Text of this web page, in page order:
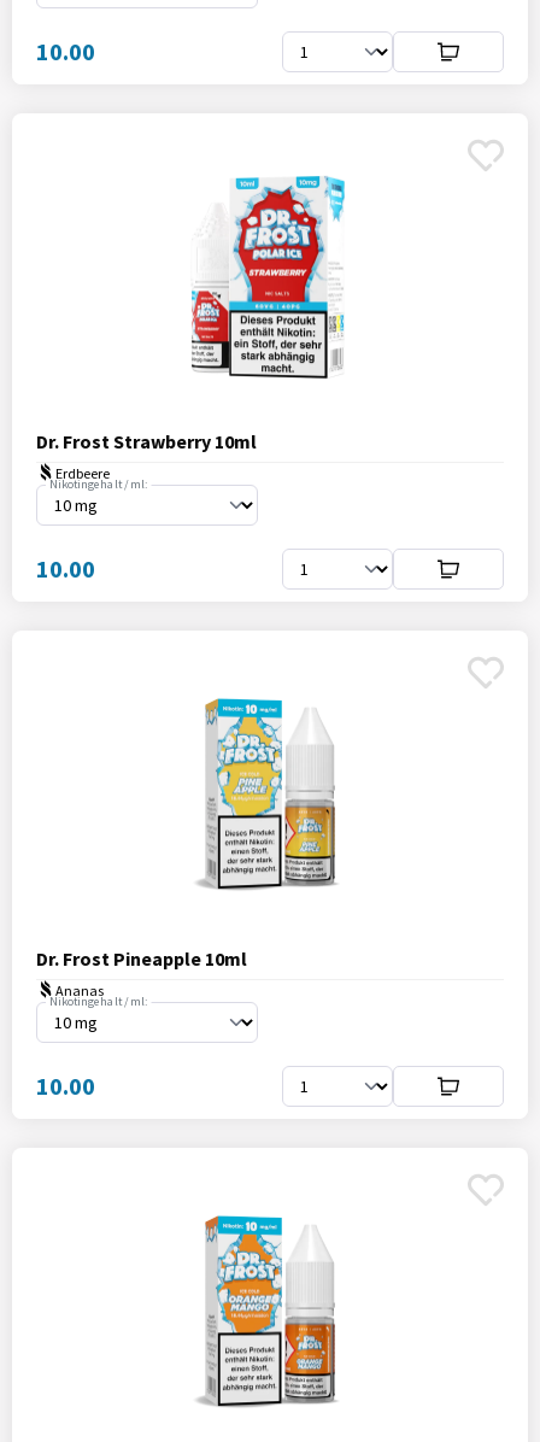
10.00
Dr. Frost Strawberry 10ml
Erdbeere
Nikotingehalt / ml:
10.00
Dr. Frost Pineapple 10ml
Ananas
Nikotingehalt / ml:
10.00